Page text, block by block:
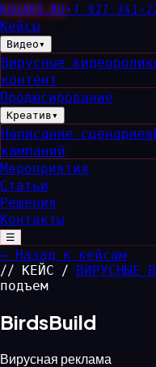
RGUARD .RU+7 927 341-
Кейсы
Видео▾
Вирусные
контент
Продюсирование
Креатив▾
Написание сценариев
кампаний
Мероприятия
Статьи
Решения
Контакты
☰
← Назад к кейсам
// КЕЙС /
ВИРУСНЫЕ
подъем
BirdsBuild
Вирусная реклама